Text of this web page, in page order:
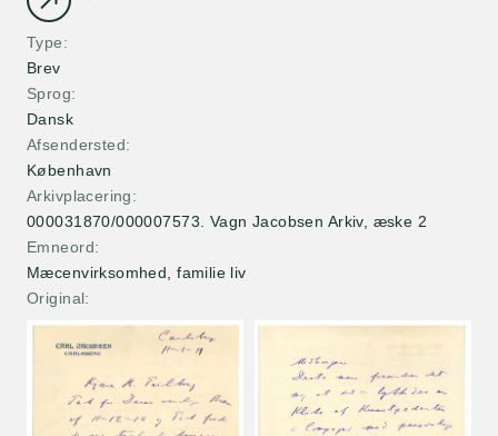
Type
Brev
Sprog
Dansk
Afsendersted
København
Arkivplacering
000031870/000007573. Vagn Jacobsen Arkiv, æske 2
Emneord
Mæcenvirksomhed, familie liv
Original